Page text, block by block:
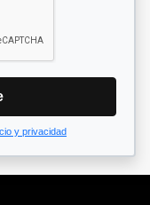
y privacidad